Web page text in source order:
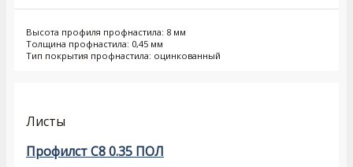
Высота профиля профнастила: 8 мм
Толщина профнастила: 0,45 мм
Тип покрытия профнастила: оцинкованный
Листы
Профилст С8 0.35 ПОЛ